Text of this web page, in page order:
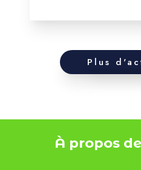
cohérence, la
Plus
À propos